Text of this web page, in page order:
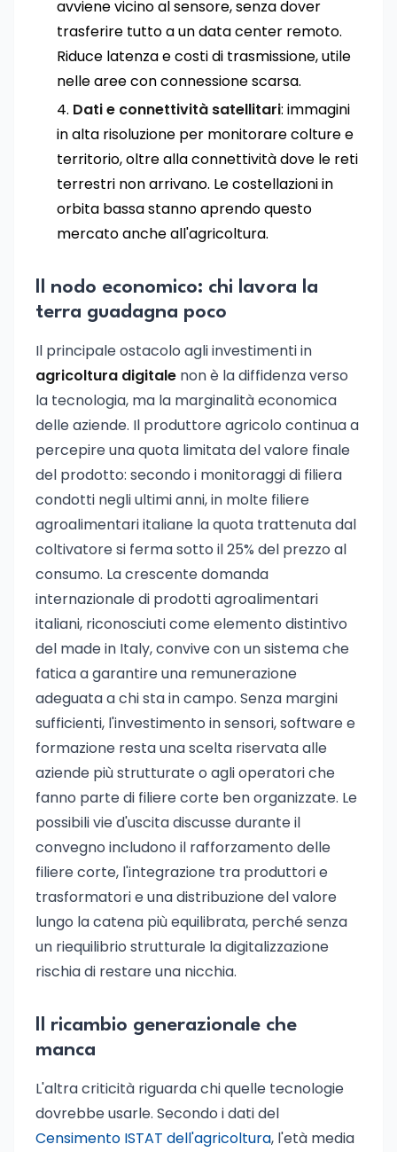
avviene vicino al sensore, senza dover
trasferire tutto a un data center remoto.
Riduce latenza e costi di trasmissione, utile
nelle aree con connessione scarsa.
Dati e connettività satellitari: immagini
in alta risoluzione per monitorare colture e
territorio, oltre alla connettività dove le reti
terrestri non arrivano. Le costellazioni in
orbita bassa stanno aprendo questo
mercato anche all'agricoltura.
Il nodo economico: chi lavora la
terra guadagna poco
Il principale ostacolo agli investimenti in
agricoltura digitale non è la diffidenza verso
la tecnologia, ma la marginalità economica
delle aziende. Il produttore agricolo continua a
percepire una quota limitata del valore finale
del prodotto: secondo i monitoraggi di filiera
condotti negli ultimi anni, in molte filiere
agroalimentari italiane la quota trattenuta dal
coltivatore si ferma sotto il 25% del prezzo al
consumo. La crescente domanda
internazionale di prodotti agroalimentari
italiani, riconosciuti come elemento distintivo
del made in Italy, convive con un sistema che
fatica a garantire una remunerazione
adeguata a chi sta in campo. Senza margini
sufficienti, l'investimento in sensori, software e
formazione resta una scelta riservata alle
aziende più strutturate o agli operatori che
fanno parte di filiere corte ben organizzate. Le
possibili vie d'uscita discusse durante il
convegno includono il rafforzamento delle
filiere corte, l'integrazione tra produttori e
trasformatori e una distribuzione del valore
lungo la catena più equilibrata, perché senza
un riequilibrio strutturale la digitalizzazione
rischia di restare una nicchia.
Il ricambio generazionale che
manca
L'altra criticità riguarda chi quelle tecnologie
dovrebbe usarle. Secondo i dati del
Censimento ISTAT dell'agricoltura, l'età media